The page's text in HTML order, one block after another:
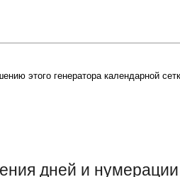
этого генератора календарной
дней и